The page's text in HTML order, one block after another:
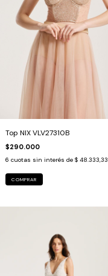
Top NIX VLV27310B
$290.000
6 cuotas sin interés de $ 48.333,33
COMPRAR